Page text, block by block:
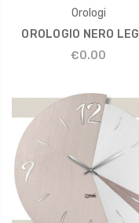
Orologi
OROLOGIO NERO
€0.00